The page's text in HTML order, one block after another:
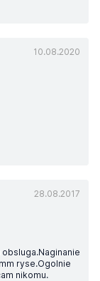
10.08.2020
28.08.2017
ryse.Ogolnie
nikomu.